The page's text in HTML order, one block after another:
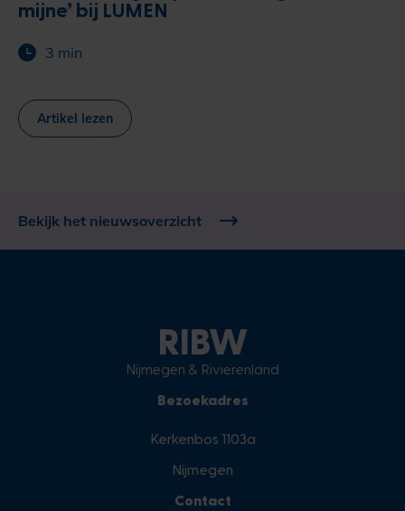
mijne’ bij LUMEN
3 min
Artikel lezen
Bekijk het nieuwsoverzicht
RIBW
Nijmegen & Rivierenland
Bezoekadres
Kerkenbos 1103a
Nijmegen
Contact